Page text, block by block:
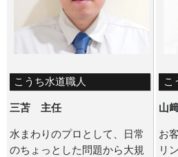
こうち水道職人
三苫 主任
水まわりのプロとして、日常
のちょっとした問題から大規
こ
山
お
リ